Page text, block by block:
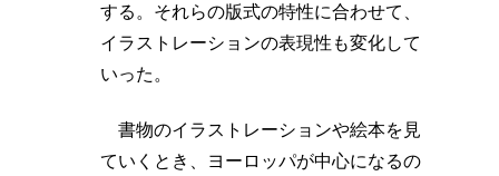
する。それらの版式の特性に合わせて、
イラストレーションの表現性も変化して
いった。
書物のイラストレーションや絵本を見
ていくとき、ヨーロッパが中心になるの